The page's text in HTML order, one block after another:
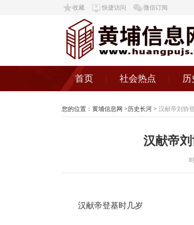
收藏 快捷访问 微信订阅
首页 社会热点 历
您的位置： 黄埔信息网 >历史长河 > 汉献帝刘协
汉献帝
汉献帝登基时几岁